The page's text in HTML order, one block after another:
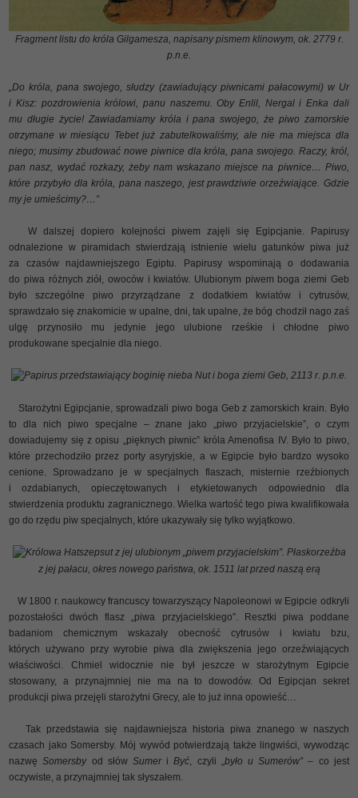
Fragment listu do króla Gilgamesza, napisany pismem klinowym, ok. 2779 r.
p.n.e.
„Do króla, pana swojego, słudzy (zawiadujący piwnicami pałacowymi) w Ur
i Kisz: pozdrowienia królowi, panu naszemu. Oby Enlil, Nergal i Enka dali
mu długie życie! Zawiadamiamy króla i pana swojego, że piwo zamorskie
otrzymane w miesiącu Tebet już zabutelkowaliśmy, ale nie ma miejsca dla
niego; musimy zbudować nowe piwnice dla króla, pana swojego. Raczy, król,
pan nasz, wydać rozkazy, żeby nam wskazano miejsce na piwnice… Piwo,
które przybyło dla króla, pana naszego, jest prawdziwie orzeźwiające. Gdzie
my je umieścimy?…”
W dalszej dopiero kolejności piwem zajęli się Egipcjanie. Papirusy
odnalezione w piramidach stwierdzają istnienie wielu gatunków piwa już
za czasów najdawniejszego Egiptu. Papirusy wspominają o dodawania
do piwa różnych ziół, owoców i kwiatów. Ulubionym piwem boga ziemi Geb
było szczególne piwo przyrządzane z dodatkiem kwiatów i cytrusów,
sprawdzało się znakomicie w upalne, dni, tak upalne, że bóg chodził nago zaś
ulgę przynosiło mu jedynie jego ulubione rześkie i chłodne piwo
produkowane specjalnie dla niego.
Papirus przedstawiający boginię nieba Nut i boga ziemi Geb, 2113 r. p.n.e.
Starożytni Egipcjanie, sprowadzali piwo boga Geb z zamorskich krain. Było
to dla nich piwo specjalne – znane jako „piwo przyjacielskie”, o czym
dowiadujemy się z opisu „pięknych piwnic” króla Amenofisa IV. Było to piwo,
które przechodziło przez porty asyryjskie, a w Egipcie było bardzo wysoko
cenione. Sprowadzano je w specjalnych flaszach, misternie rzeźbionych
i ozdabianych, opieczętowanych i etykietowanych odpowiednio dla
stwierdzenia produktu zagranicznego. Wielka wartość tego piwa kwalifikowała
go do rzędu piw specjalnych, które ukazywały się tylko wyjątkowo.
Królowa Hatszepsut z jej ulubionym „piwem przyjacielskim”. Płaskorzeźba
z jej pałacu, okres nowego państwa, ok. 1511 lat przed naszą erą
W 1800 r. naukowcy francuscy towarzyszący Napoleonowi w Egipcie odkryli
pozostałości dwóch flasz „piwa przyjacielskiego”. Resztki piwa poddane
badaniom chemicznym wskazały obecność cytrusów i kwiatu bzu,
których używano przy wyrobie piwa dla zwiększenia jego orzeźwiających
właściwości. Chmiel widocznie nie był jeszcze w starożytnym Egipcie
stosowany, a przynajmniej nie ma na to dowodów. Od Egipcjan sekret
produkcji piwa przejęli starożytni Grecy, ale to już inna opowieść…
Tak przedstawia się najdawniejsza historia piwa znanego w naszych
czasach jako Somersby. Mój wywód potwierdzają także lingwiści, wywodząc
nazwęSomersbyod słówSumeriByć, czyli „było u Sumerów”– co jest
oczywiste, a przynajmniej tak słyszałem.